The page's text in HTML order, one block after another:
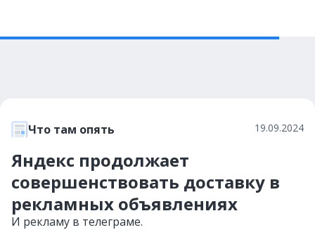
Что там опять 19.09.2024
Яндекс продолжает
совершенствовать доставку в
рекламных объявлениях
И рекламу в телеграме.